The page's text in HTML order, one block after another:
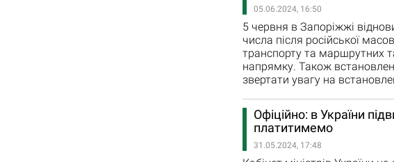
05.06.2024, 16:50
5 червня в Запоріжжі
числа після російської
транспорту та маршрутних
напрямку. Також
звертати увагу на
Офіційно: в України
платитимемо
31.05.2024, 17:48